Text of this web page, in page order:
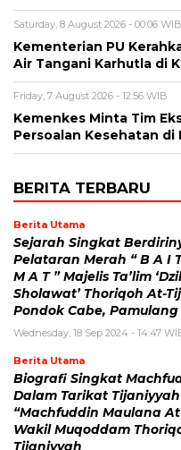
Saturday, 8 August 2026 - 00:06 WIB
Kementerian PU
Air Tangani Karhutla di
Friday, 7 August 2026 - 12:56 WIB
Kemenkes Minta Tim
Persoalan Kesehatan di
BERITA TERBARU
Berita Utama
Sejarah Singkat
Pelataran Merah “ B A I
M A T ” Majelis Ta’lim
Sholawat’ Thoriqoh At-
Pondok Cabe,
Wednesday, 18 Sep 2024 - 14:47
Berita Utama
Biografi Singkat
Dalam Tarikat Tijaniyyah
“Machfuddin Maulana
Wakil Muqoddam
Tijaniyyah